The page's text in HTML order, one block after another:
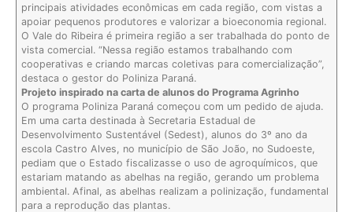
principais atividades econômicas em cada região, com vistas a
apoiar pequenos produtores e valorizar a bioeconomia regional.
O Vale do Ribeira é primeira região a ser trabalhada do ponto de
vista comercial. “Nessa região estamos trabalhando com
cooperativas e criando marcas coletivas para comercialização”,
destaca o gestor do Poliniza Paraná.
Projeto inspirado na carta de alunos do Programa Agrinho
O programa Poliniza Paraná começou com um pedido de ajuda.
Em uma carta destinada à Secretaria Estadual de
Desenvolvimento Sustentável (Sedest), alunos do 3º ano da
escola Castro Alves, no município de São João, no Sudoeste,
pediam que o Estado fiscalizasse o uso de agroquímicos, que
estariam matando as abelhas na região, gerando um problema
ambiental. Afinal, as abelhas realizam a polinização, fundamental
para a reprodução das plantas.